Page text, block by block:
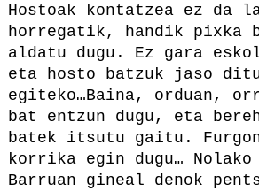
Hostoak kontatzea ez da
horregatik, handik pixka
aldatu dugu. Ez gara
eta hosto batzuk jaso
egiteko…Baina, orduan,
bat entzun dugu, eta
batek itsutu gaitu.
korrika egin dugu…
Barruan gineal denok